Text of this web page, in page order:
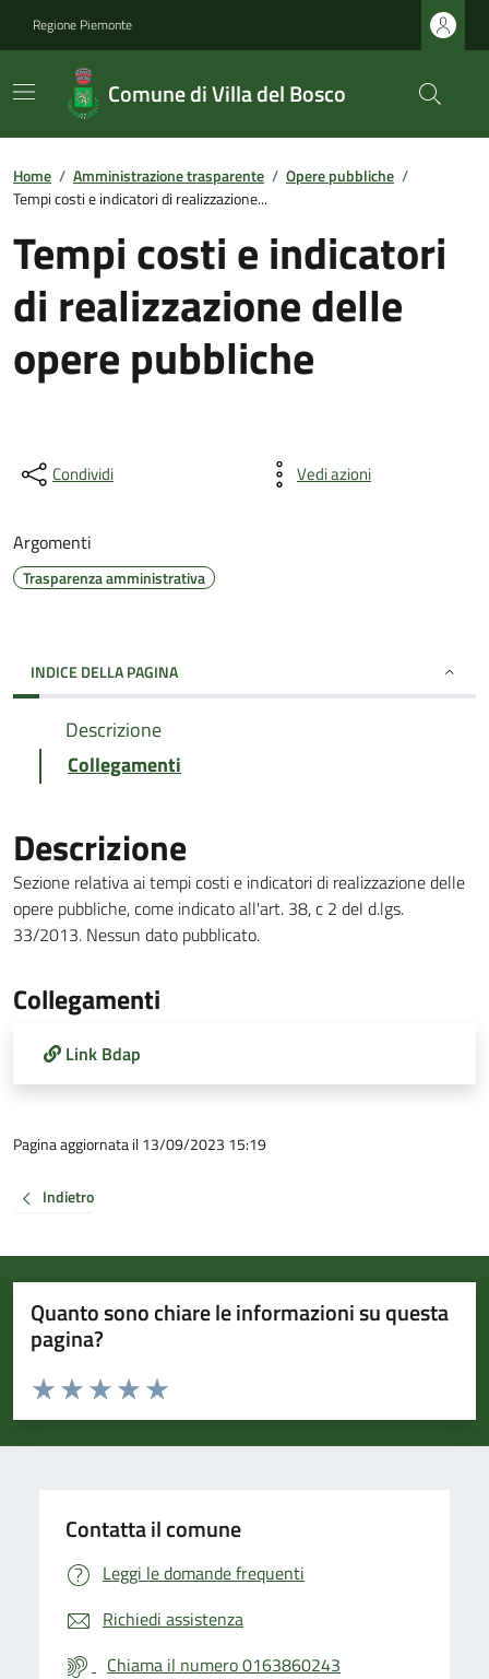
Regione Piemonte
Comune di Villa del Bosco
Home / Amministrazione trasparente / Opere pubbliche /
Tempi costi e indicatori di realizzazione...
Tempi costi e indicatori
di realizzazione delle
opere pubbliche
Condividi Vedi azioni
Argomenti
Trasparenza amministrativa
INDICE DELLA PAGINA
Descrizione
Collegamenti
Descrizione
Sezione relativa ai tempi costi e indicatori di realizzazione delle
opere pubbliche, come indicato all'art. 38, c 2 del d.lgs.
33/2013. Nessun dato pubblicato.
Collegamenti
Link Bdap
Pagina aggiornata il 13/09/2023 15:19
Indietro
Quanto sono chiare le informazioni su questa
pagina?
Valuta da 1 a 5 stelle la pagina
Valuta 5 stelle su 5
Valuta 4 stelle su 5
Valuta 3 stelle su 5
Valuta 2 stelle su 5
Valuta 1 stelle su 5
Contatta il comune
Leggi le domande frequenti
Richiedi assistenza
Chiama il numero 0163860243